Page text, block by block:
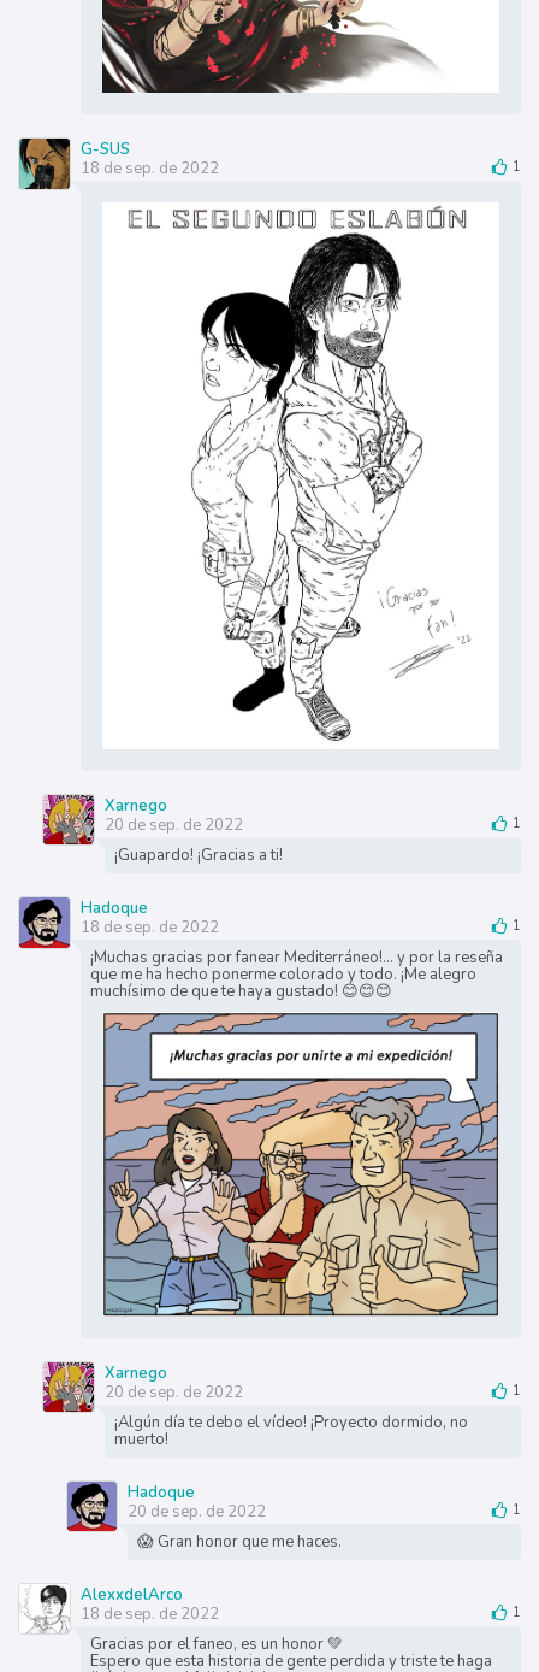
G-SUS
18 de sep. de 2022
1
Xarnego
20 de sep. de 2022
1
¡Guapardo! ¡Gracias a ti!
Hadoque
18 de sep. de 2022
1
¡Muchas gracias por fanear Mediterráneo!... y por la reseña
que me ha hecho ponerme colorado y todo. ¡Me alegro
muchísimo de que te haya gustado! 😊😊😊
Xarnego
20 de sep. de 2022
1
¡Algún día te debo el vídeo! ¡Proyecto dormido, no
muerto!
Hadoque
20 de sep. de 2022
1
😱 Gran honor que me haces.
AlexxdelArco
18 de sep. de 2022
1
Gracias por el faneo, es un honor 💚
Espero que esta historia de gente perdida y triste te haga